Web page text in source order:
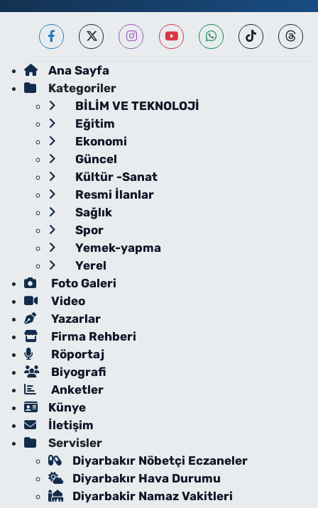
Ana Sayfa
Kategoriler
BİLİM VE TEKNOLOJİ
Eğitim
Ekonomi
Güncel
Kültür -Sanat
Resmi İlanlar
Sağlık
Spor
Yemek-yapma
Yerel
Foto Galeri
Video
Yazarlar
Firma Rehberi
Röportaj
Biyografi
Anketler
Künye
İletişim
Servisler
Diyarbakır Nöbetçi Eczaneler
Diyarbakır Hava Durumu
Diyarbakir Namaz Vakitleri